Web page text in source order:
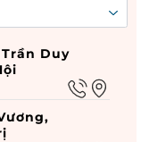
Duy